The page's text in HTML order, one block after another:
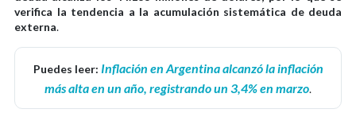
verifica la tendencia a la acumulación sistemática de deuda
externa.
Puedes leer: Inflación en Argentina alcanzó la inflación
más alta en un año, registrando un 3,4% en marzo.